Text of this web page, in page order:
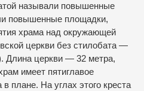
называли повышенные
повышенные площадки,
храма над окружающей
церкви без стилобата —
Длина церкви — 32 метра,
имеет пятиглавое
плане. На углах этого креста